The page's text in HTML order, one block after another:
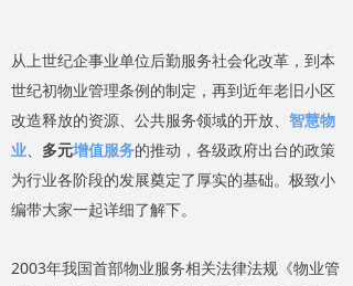
从上世纪企事业单位后勤服务社会化改革，到本
世纪初物业管理条例的制定，再到近年老旧小区
改造释放的资源、公共服务领域的开放、 智慧物
业、 多元增值服务的推动，各级政府出台的政策
为行业各阶段的发展奠定了厚实的基础。极致小
编带大家一起详细了解下。
2003年我国首部物业服务相关法律法规《物业管